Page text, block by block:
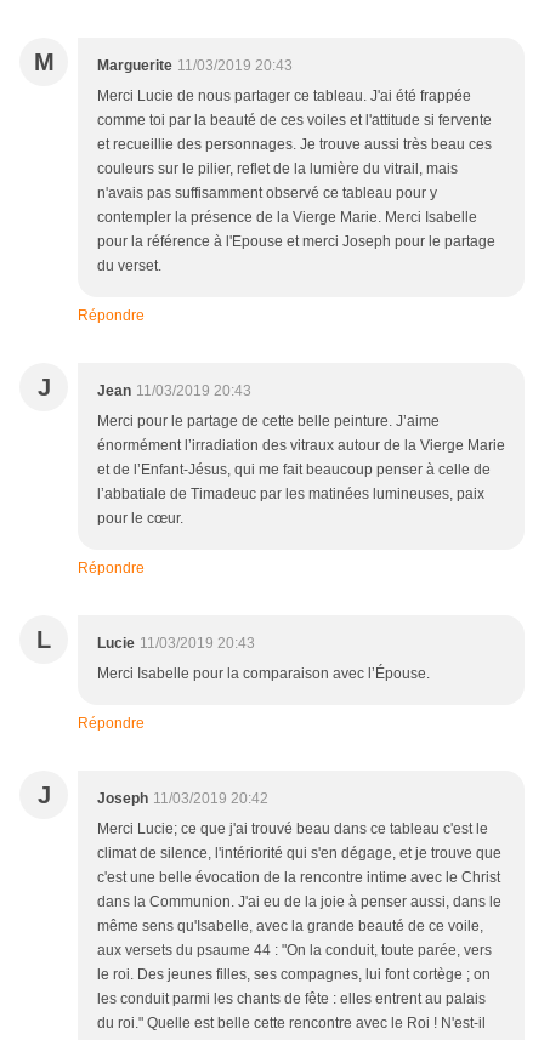
M Marguerite 11/03/2019 20:43
Merci Lucie de nous partager ce tableau. J'ai été frappée
comme toi par la beauté de ces voiles et l'attitude si fervente
et recueillie des personnages. Je trouve aussi très beau ces
couleurs sur le pilier, reflet de la lumière du vitrail, mais
n'avais pas suffisamment observé ce tableau pour y
contempler la présence de la Vierge Marie. Merci Isabelle
pour la référence à l'Epouse et merci Joseph pour le partage
du verset.
Répondre
J Jean 11/03/2019 20:43
Merci pour le partage de cette belle peinture. J’aime
énormément l’irradiation des vitraux autour de la Vierge Marie
et de l’Enfant-Jésus, qui me fait beaucoup penser à celle de
l’abbatiale de Timadeuc par les matinées lumineuses, paix
pour le cœur.
Répondre
L Lucie 11/03/2019 20:43
Merci Isabelle pour la comparaison avec l’Épouse.
Répondre
J Joseph 11/03/2019 20:42
Merci Lucie; ce que j'ai trouvé beau dans ce tableau c'est le
climat de silence, l'intériorité qui s'en dégage, et je trouve que
c'est une belle évocation de la rencontre intime avec le Christ
dans la Communion. J'ai eu de la joie à penser aussi, dans le
même sens qu'Isabelle, avec la grande beauté de ce voile,
aux versets du psaume 44 : "On la conduit, toute parée, vers
le roi. Des jeunes filles, ses compagnes, lui font cortège ; on
les conduit parmi les chants de fête : elles entrent au palais
du roi." Quelle est belle cette rencontre avec le Roi ! N'est-il